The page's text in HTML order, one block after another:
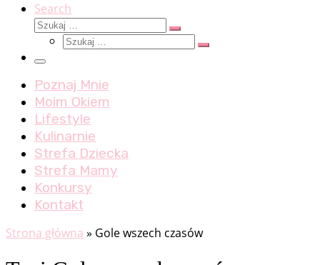
Search
Szukaj
Szukaj
Szukaj
Szukaj
Menu
Poznaj Mnie
Moim Okiem
Lifestyle
Kulinarnie
Strefa Dziecka
Strefa Mamy
Konkursy
Kontakt
Strona główna » Gole wszech czasów